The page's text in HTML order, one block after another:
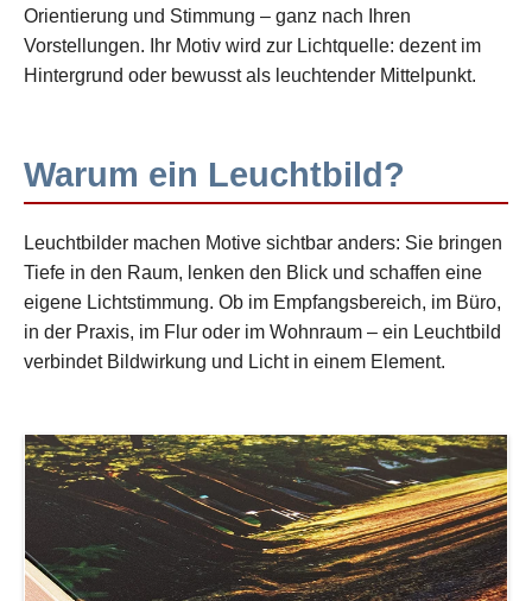
Orientierung und Stimmung – ganz nach Ihren
Vorstellungen. Ihr Motiv wird zur Lichtquelle: dezent im
Hintergrund oder bewusst als leuchtender Mittelpunkt.
Warum ein Leuchtbild?
Leuchtbilder machen Motive sichtbar anders: Sie bringen
Tiefe in den Raum, lenken den Blick und schaffen eine
eigene Lichtstimmung. Ob im Empfangsbereich, im Büro,
in der Praxis, im Flur oder im Wohnraum – ein Leuchtbild
verbindet Bildwirkung und Licht in einem Element.